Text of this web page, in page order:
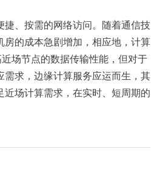
、按需的网络访问。随着通信技
的成本急剧增加，相应地，计算
场节点的数据传输性能，但对于
求，边缘计算服务应运而生，其
场计算需求，在实时、短周期的